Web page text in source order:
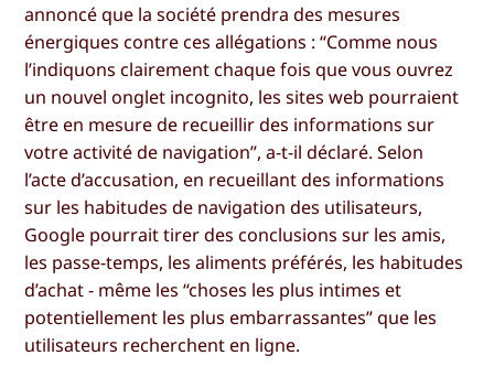
annoncé que la société prendra des mesures
énergiques contre ces allégations : “Comme nous
l’indiquons clairement chaque fois que vous ouvrez
un nouvel onglet incognito, les sites web pourraient
être en mesure de recueillir des informations sur
votre activité de navigation”, a-t-il déclaré. Selon
l’acte d’accusation, en recueillant des informations
sur les habitudes de navigation des utilisateurs,
Google pourrait tirer des conclusions sur les amis,
les passe-temps, les aliments préférés, les habitudes
d’achat - même les “choses les plus intimes et
potentiellement les plus embarrassantes” que les
utilisateurs recherchent en ligne.